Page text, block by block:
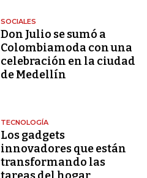
SOCIALES
Don Julio se sumó a
Colombiamoda con una
celebración en la ciudad
de Medellín
TECNOLOGÍA
Los gadgets
innovadores que están
transformando las